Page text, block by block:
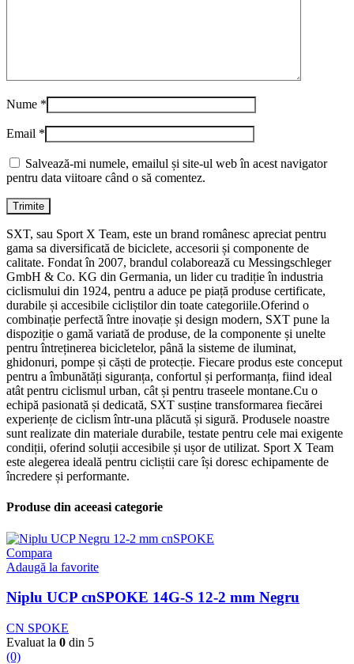
Nume *
Email *
Salvează-mi numele, emailul și site-ul web în acest navigator
pentru data viitoare când o să comentez.
SXT, sau Sport X Team, este un brand românesc apreciat pentru
gama sa diversificată de biciclete, accesorii și componente de
calitate. Fondat în 2007, brandul colaborează cu Messingschleger
GmbH & Co. KG din Germania, un lider cu tradiție în industria
ciclismului din 1924, pentru a aduce pe piață produse certificate,
durabile și accesibile cicliștilor din toate categoriile.Oferind o
combinație perfectă între inovație și design modern, SXT pune la
dispoziție o gamă variată de produse, de la componente și unelte
pentru întreținerea bicicletelor, până la sisteme de iluminat,
ghidonuri, pompe și căști de protecție. Fiecare produs este conceput
pentru a îmbunătăți siguranța, confortul și performanța, fiind ideal
atât pentru ciclismul urban, cât și pentru traseele montane.Cu o
echipă pasionată și dedicată, SXT susține transformarea fiecărei
experiențe de ciclism într-una plăcută și sigură. Produsele noastre
sunt realizate din materiale durabile, testate pentru cele mai exigente
condiții, oferind soluții accesibile și ușor de utilizat. Sport X Team
este alegerea ideală pentru cicliștii care își doresc echipamente de
încredere și performante.
Produse din aceeasi categorie
Compara
Adaugă la favorite
Niplu UCP cnSPOKE 14G-S 12-2 mm Negru
CN SPOKE
Evaluat la 0 din 5
(0)